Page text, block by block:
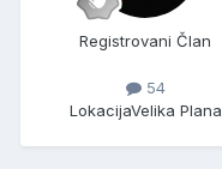
Registrovani Član
54
LokacijaVelika Plana